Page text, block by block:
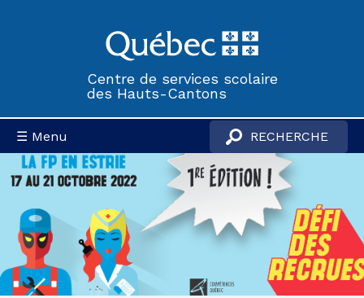
Centre de services scolaire
des Hauts-Cantons
☰ Menu